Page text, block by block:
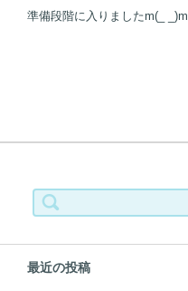
準備段階に入りましたm(_ _)m
検索:
最近の投稿